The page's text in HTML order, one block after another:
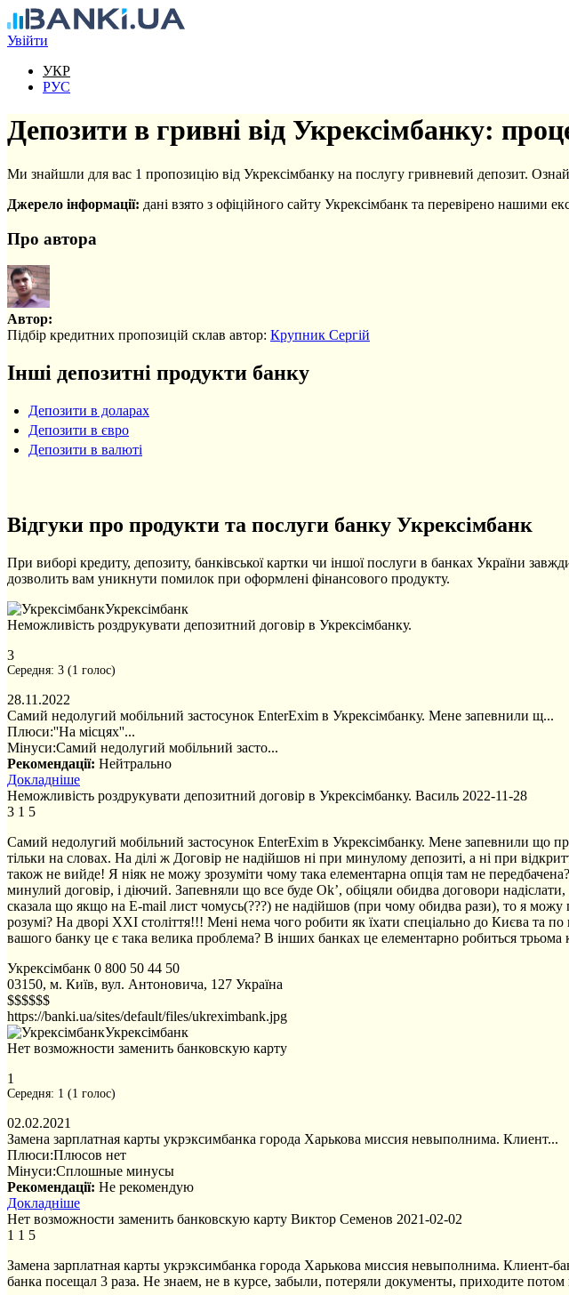
Перейти до основного вмісту
Увійти
УКР
РУС
Депозити в гривні від Укрексімбанку:
Ми знайшли для вас 1 пропозицію від Укрексімбанку на послугу гривневий депозит.
Джерело інформації: дані взято з офіційного сайту Укрексімбанк та перевірено нашими
Про автора
Автор:
Підбір кредитних пропозицій склав автор: Крупник Сергій
Інші депозитні продукти банку
Депозити в доларах
Депозити в євро
Депозити в валюті
Відгуки про продукти та послуги банку Укрексімбанк
При виборі кредиту, депозиту, банківської картки чи іншої послуги в банках України
дозволить вам уникнути помилок при оформлені фінансового продукту.
Укрексімбанк
Неможливість роздрукувати депозитний договір в Укрексімбанку.
3
Середня: 3 (1 голос)
28.11.2022
Самий недолугий мобільний застосунок EnterExim в Укрексімбанку. Мене запевнили щ...
Плюси:''На місцях''...
Мінуси:Самий недолугий мобільний засто...
Рекомендації: Нейтрально
Докладніше
Неможливість роздрукувати депозитний договір в Укрексімбанку. Василь 2022-11-28
3 1 5
Самий недолугий мобільний застосунок EnterExim в Укрексімбанку. Мене запевнили що
тільки на словах. На ділі ж Договір не надійшов ні при минулому депозиті, а ні при
також не вийде! Я ніяк не можу зрозуміти чому така елементарна опція там не
минулий договір, і діючий. Запевняли що все буде Ok’, обіцяли обидва договори
сказала що якщо на E-mail лист чомусь(???) не надійшов (при чому обидва рази), то я
розумі? На дворі ХХІ століття!!! Мені нема чого робити як їхати спеціально до Києва та
вашого банку це є така велика проблема? В інших банках це елементарно робиться трьома
Укрексімбанк 0 800 50 44 50
03150, м. Київ, вул. Антоновича, 127 Україна
$$$$$$
https://banki.ua/sites/default/files/ukreximbank.jpg
Укрексімбанк
Нет возможности заменить банковскую карту
1
Середня: 1 (1 голос)
02.02.2021
Замена зарплатная карты укрэксимбанка города Харькова миссия невыполнима. Клиент...
Плюси:Плюсов нет
Мінуси:Сплошные минусы
Рекомендації: Не рекомендую
Докладніше
Нет возможности заменить банковскую карту Виктор Семенов 2021-02-02
1 1 5
Замена зарплатная карты укрэксимбанка города Харькова миссия невыполнима. Клиент-
банка посещал 3 раза. Не знаем, не в курсе, забыли, потеряли документы, приходите потом